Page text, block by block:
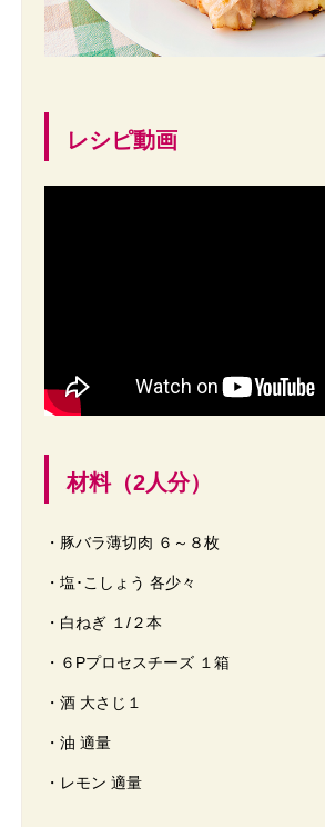
レシピ動画
材料（2人分）
・豚バラ薄切肉 ６～８枚
・塩･こしょう 各少々
・白ねぎ １/２本
・６Pプロセスチーズ １箱
・酒 大さじ１
・油 適量
・レモン 適量